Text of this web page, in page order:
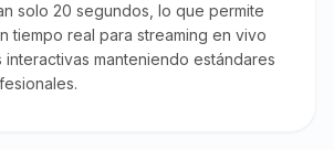
solo 20 segundos, lo que permite
tiempo real para streaming en vivo
manteniendo estándares